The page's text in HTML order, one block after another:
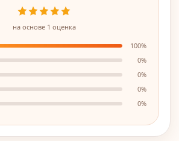
на основе 1 оценка
100%
0%
0%
0%
0%